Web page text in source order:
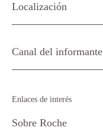
Localización
Canal del informante
Enlaces de interés
Sobre Roche